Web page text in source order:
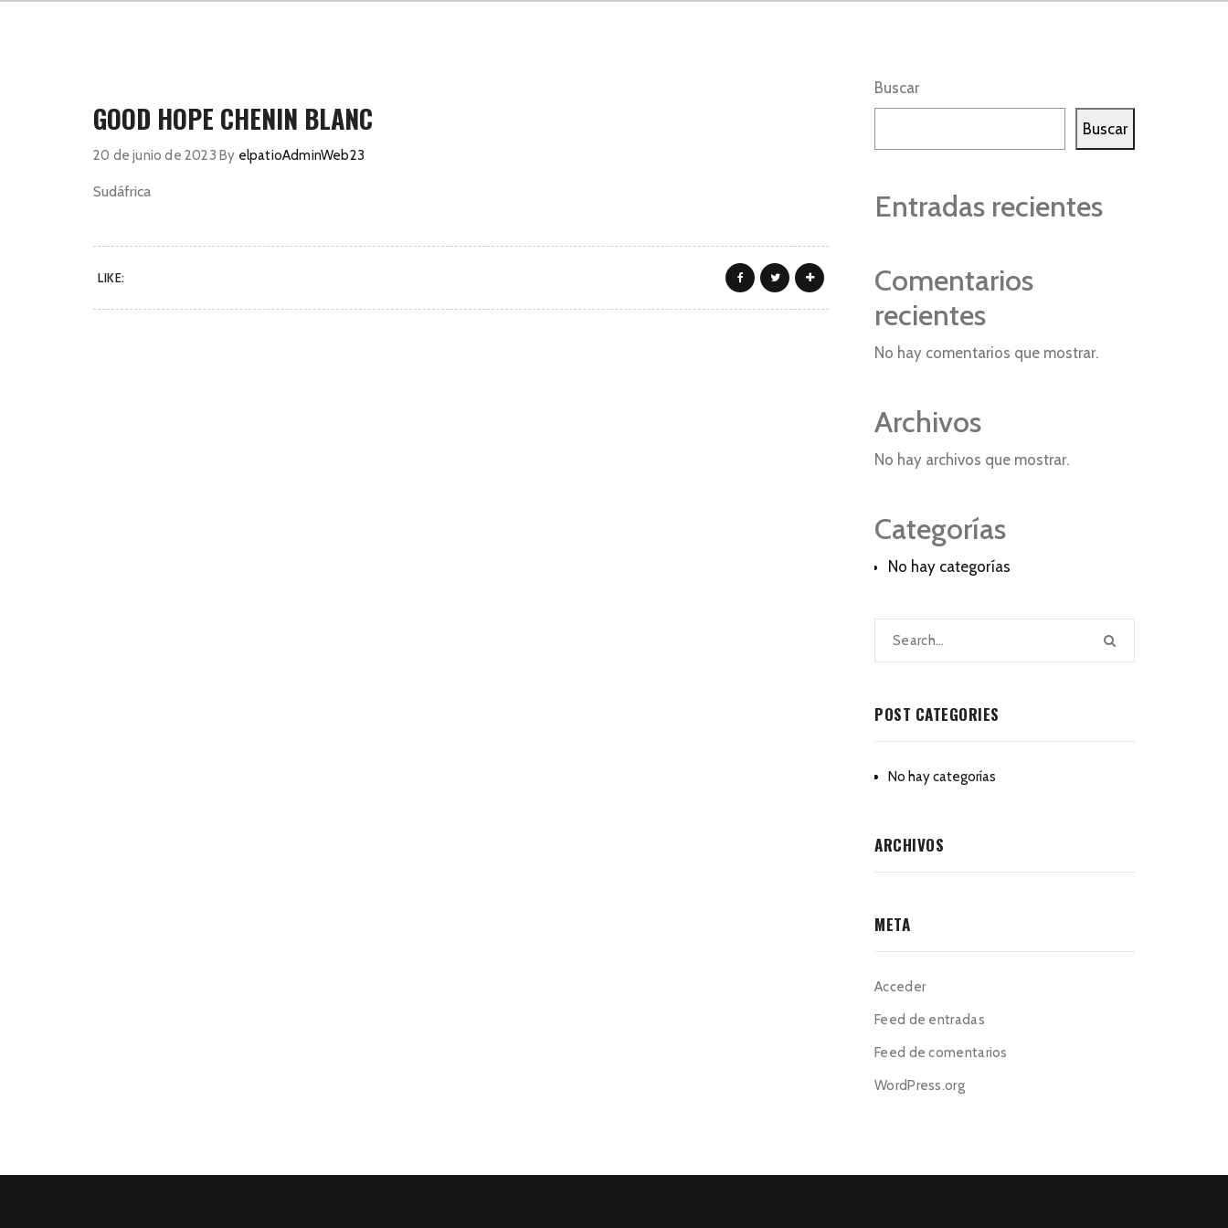
GOOD HOPE CHENIN BLANC
20 de junio de 2023 By elpatioAdminWeb23
Sudáfrica
LIKE:
Buscar
Buscar
Entradas recientes
Comentarios
recientes
No hay comentarios que mostrar.
Archivos
No hay archivos que mostrar.
Categorías
No hay categorías
POST CATEGORIES
No hay categorías
ARCHIVOS
META
Acceder
Feed de entradas
Feed de comentarios
WordPress.org